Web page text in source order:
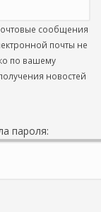
сообщения
почты не
по вашему
новостей
пароля: